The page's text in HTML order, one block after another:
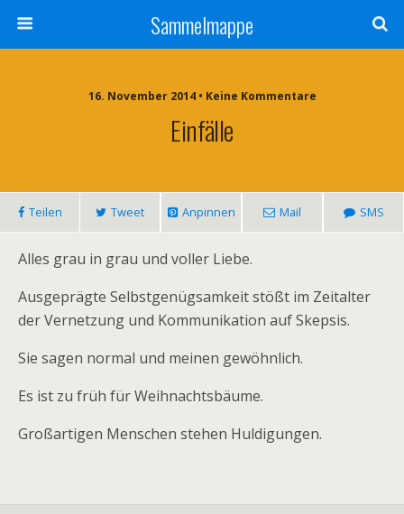
Sammelmappe
16. November 2014 • Keine Kommentare
Einfälle
Teilen Tweet Anpinnen Mail SMS
Alles grau in grau und voller Liebe.
Ausgeprägte Selbstgenügsamkeit stößt im Zeitalter
der Vernetzung und Kommunikation auf Skepsis.
Sie sagen normal und meinen gewöhnlich.
Es ist zu früh für Weihnachtsbäume.
Großartigen Menschen stehen Huldigungen.